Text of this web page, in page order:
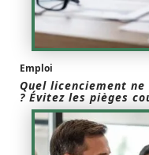
Emploi
Quel licenciement
? Évitez les pièges